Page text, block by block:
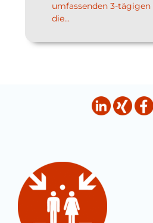
umfassenden 3-
die...